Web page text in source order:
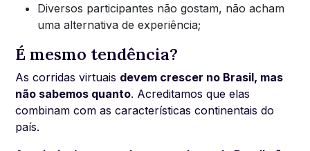
Diversos participantes não gostam, não acham
uma alternativa de experiência;
É mesmo tendência?
As corridas virtuais devem crescer no Brasil, mas
não sabemos quanto. Acreditamos que elas
combinam com as características continentais do
país.